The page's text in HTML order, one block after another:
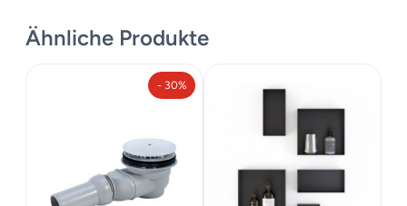
Ähnliche Produkte
- 30%